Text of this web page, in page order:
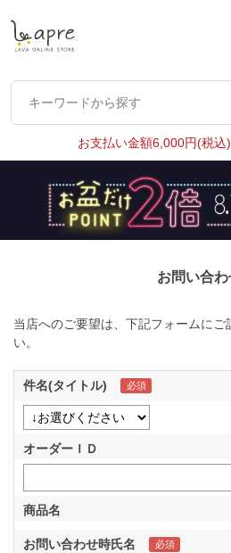
キーワードから探す
キーワードから探す
お支払い金額6,000円(税込
お問い合わ
当店へのご要望は、下記フォームにご
い。
件名(タイトル)
オーダーＩＤ
商品名
お問い合わせ時氏名